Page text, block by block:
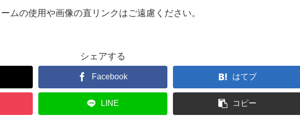
ムの使用や画像の直リンクはご遠慮ください。
シェアする
Facebook はてブ
LINE コピー